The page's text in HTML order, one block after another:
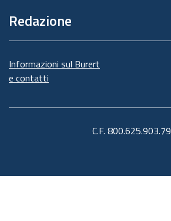
Redazione
Informazioni sul Burert
e contatti
C.F. 800.625.903.79